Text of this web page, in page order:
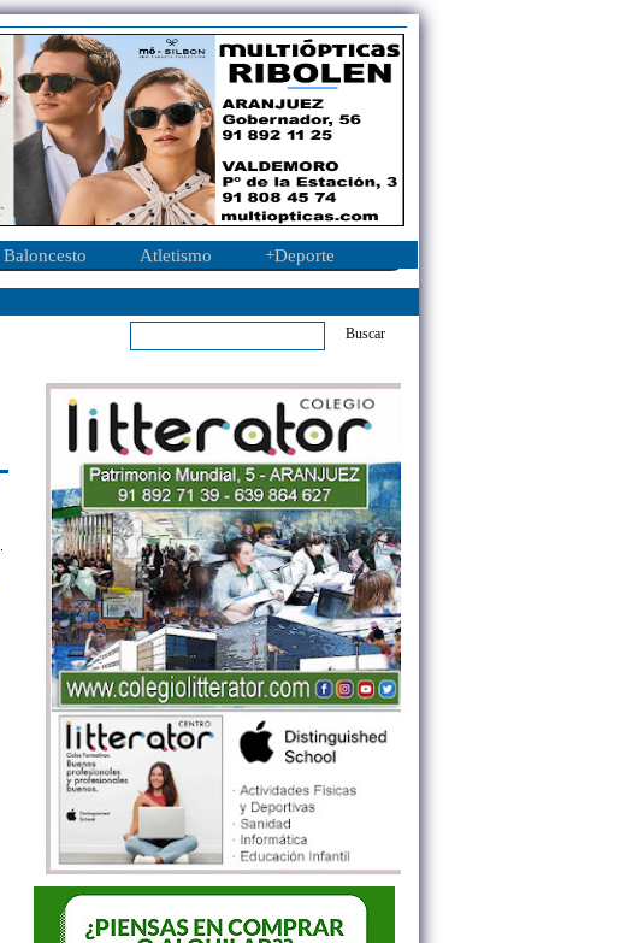
Baloncesto Atletismo +Deporte